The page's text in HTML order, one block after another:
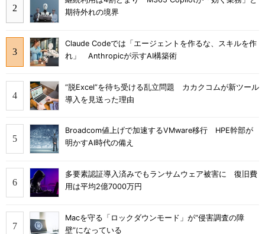
期待外れの境界
Claude Codeでは「エージェントを作るな、スキルを作
れ」 Anthropicが示すAI構築術
“脱Excel”を待ち受ける乱立問題 カカクコムが新ツール
導入を見送った理由
Broadcom値上げで加速するVMware移行 HPE幹部が
明かすAI時代の備え
多要素認証導入済みでもランサムウェア被害に 復旧費
用は平均2億7000万円
Macを守る「ロックダウンモード」が“侵害調査の障
壁”になっている